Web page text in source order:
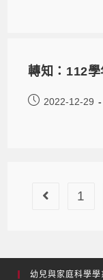
轉知：112
2022-12-29
1
幼兒與家庭科學學